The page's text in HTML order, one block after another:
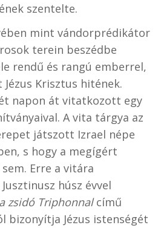
szentelte.
mint vándorprédikátor
terein beszédbe
rendű és rangú emberrel,
Krisztus hitének.
napon át vitatkozott egy
A vita tárgya az
játszott Izrael népe
s hogy a megígért
sem. Erre a vitára
húsz évvel
zsidó Triphonnalcímű
bizonyítja Jézus istenségét